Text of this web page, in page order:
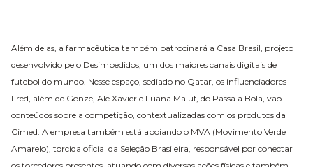
Além delas, a farmacêutica também patrocinará a Casa Brasil, projeto
desenvolvido pelo Desimpedidos, um dos maiores canais digitais de
futebol do mundo. Nesse espaço, sediado no Qatar, os influenciadores
Fred, além de Gonze, Ale Xavier e Luana Maluf, do Passa a Bola, vão
conteúdos sobre a competição, contextualizadas com os produtos da
Cimed. A empresa também está apoiando o MVA (Movimento Verde
Amarelo), torcida oficial da Seleção Brasileira, responsável por conectar